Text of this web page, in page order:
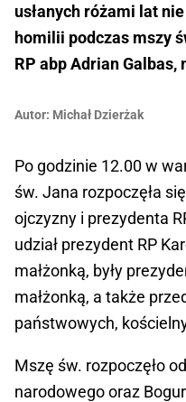
usłanych różami lat
homilii podczas mszy
RP abp Adrian
Autor: Michał Dzierżak
Po godzinie 12.00 w
św. Jana rozpoczęła
ojczyzny i prezydenta
udział prezydent RP
małżonką, były
małżonką, a także
państwowych,
Mszę św. rozpoczęło
narodowego oraz